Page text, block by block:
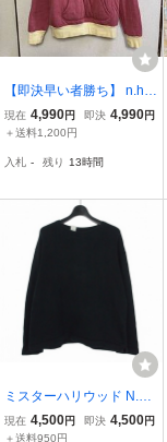
【即決早い者勝ち】 n.ho
olywood ミスターハリウ
ッド エヌハリウッド SW
ーカー フーディー カレッ
現在 4,990円 即決 4,990円
＋送料1,200円
入札 - 残り 13時間
ミスターハリウッド N.H
OOLYWOOD CREW NEC
K LONG SLEEVE クルー
現在 4,500円 即決 4,500円
＋送料950円